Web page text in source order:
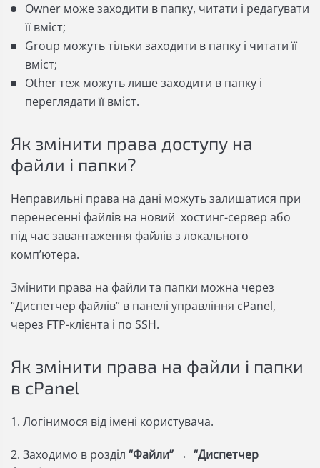
Owner може заходити в папку, читати і редагувати
її вміст;
Group можуть тільки заходити в папку і читати її
вміст;
Other теж можуть лише заходити в папку і
переглядати її вміст.
Як змінити права доступу на
файли і папки?
Неправильні права на дані можуть залишатися при
перенесенні файлів на новий хостинг-сервер або
під час завантаження файлів з локального
комп’ютера.
Змінити права на файли та папки можна через
“Диспетчер файлів” в панелі управління cPanel,
через FTP-клієнта і по SSH.
Як змінити права на файли і папки
в сPanel
1. Логінимося від імені користувача.
2. Заходимо в розділ “Файли” → “Диспетчер